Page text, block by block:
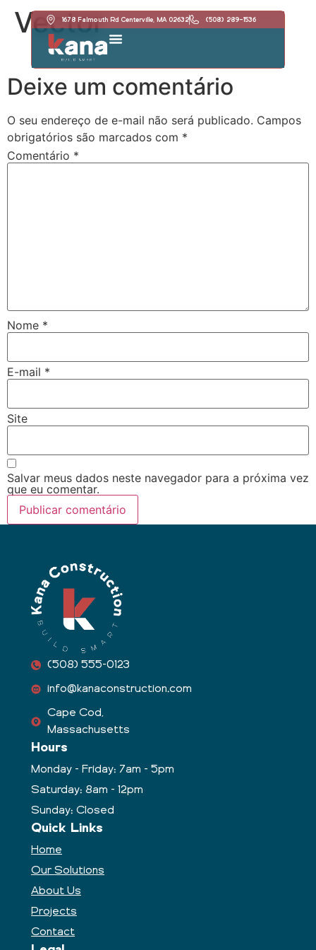
1678 Falmouth Rd Centerville, MA 02632 (508) 289-1536
Vector
Deixe um comentário
O seu endereço de e-mail não será publicado. Campos
obrigatórios são marcados com *
Comentário *
Nome *
E-mail *
Site
Salvar meus dados neste navegador para a próxima vez
que eu comentar.
(508) 555-0123
info@kanaconstruction.com
Cape Cod,
Massachusetts
Hours
Monday - Friday: 7am - 5pm
Saturday: 8am - 12pm
Sunday: Closed
Quick Links
Home
Our Solutions
About Us
Projects
Contact